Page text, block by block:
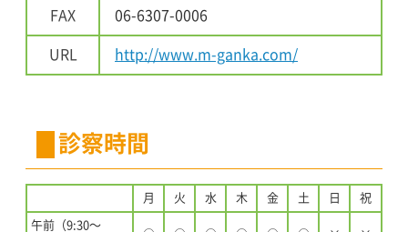
FAX 06-6307-0006
URL http://www.m-ganka.com/
診察時間
月 火 水 木 金 土 日 祝
午前（9:30〜